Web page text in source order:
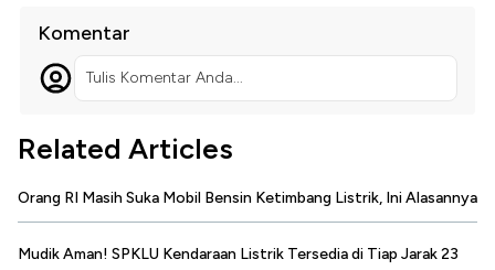
Komentar
Tulis Komentar Anda...
Related Articles
Orang RI Masih Suka Mobil Bensin Ketimbang Listrik, Ini Alasannya
Mudik Aman! SPKLU Kendaraan Listrik Tersedia di Tiap Jarak 23